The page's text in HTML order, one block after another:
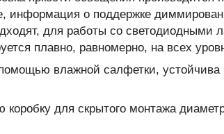
о поддержке
для работы со
плавно, равномерно, на всех
влажной салфетки,
коробку для скрытого монтажа